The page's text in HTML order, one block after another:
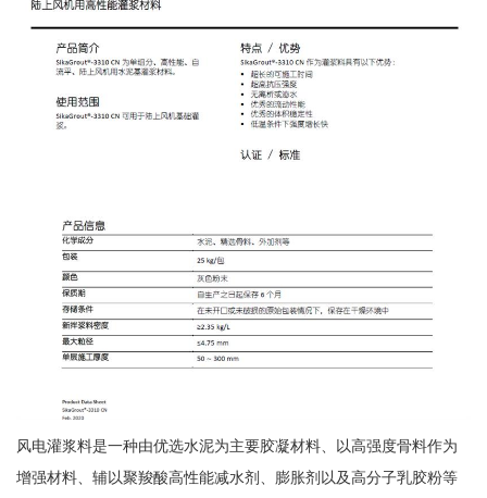
风电灌浆料是一种由优选水泥为主要胶凝材料、以高强度骨料作为
增强材料、辅以聚羧酸高性能减水剂、膨胀剂以及高分子乳胶粉等